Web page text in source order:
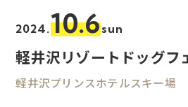
2024.10.6sun
軽井沢リゾートドッグフ
軽井沢プリンスホテルスキー場